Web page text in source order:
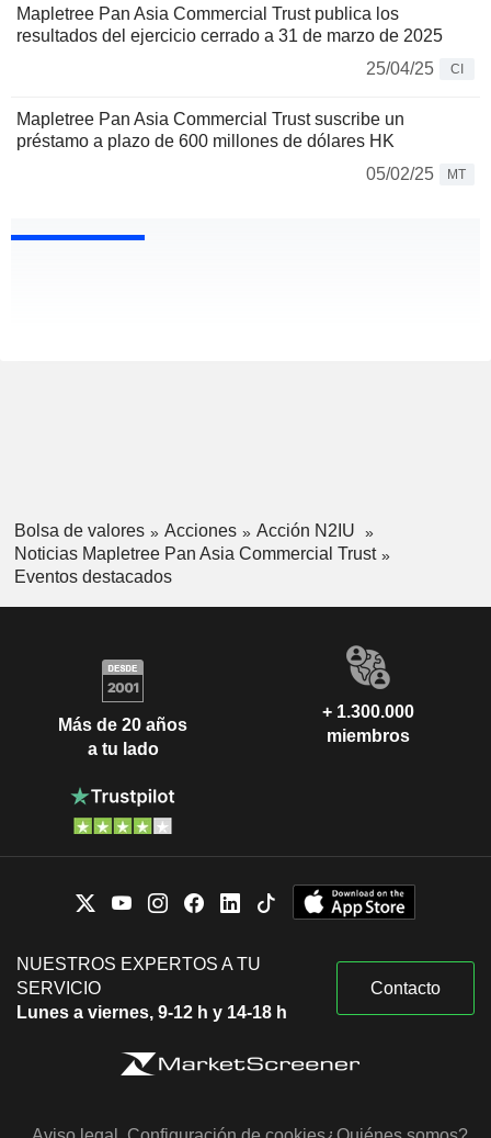
Mapletree Pan Asia Commercial Trust publica los
resultados del ejercicio cerrado a 31 de marzo de 2025
25/04/25
CI
Mapletree Pan Asia Commercial Trust suscribe un
préstamo a plazo de 600 millones de dólares HK
05/02/25
MT
Bolsa de valores Acciones
Acción N2IU
Noticias Mapletree Pan Asia Commercial Trust
Eventos destacados
Más de 20 años
a tu lado
+ 1.300.000
miembros
NUESTROS EXPERTOS A TU
SERVICIO
Lunes a viernes, 9-12 h y 14-18 h
Contacto